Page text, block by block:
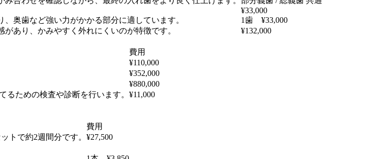
¥33,000
奥歯など強い力がかかる部分に適しています。
1歯 ¥33,000
あり、かみやすく外れにくいのが特徴です。
¥132,000
費用
¥110,000
¥352,000
¥880,000
るための検査や診断を行います。 ¥11,000
費用
トで約2週間分です。 ¥27,500